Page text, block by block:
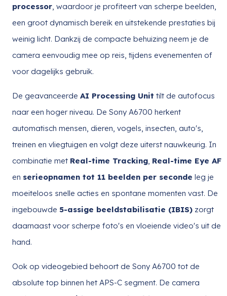
processor, waardoor je profiteert van scherpe beelden,
een groot dynamisch bereik en uitstekende prestaties bij
weinig licht. Dankzij de compacte behuizing neem je de
camera eenvoudig mee op reis, tijdens evenementen of
voor dagelijks gebruik.
De geavanceerde AI Processing Unit tilt de autofocus
naar een hoger niveau. De Sony A6700 herkent
automatisch mensen, dieren, vogels, insecten, auto's,
treinen en vliegtuigen en volgt deze uiterst nauwkeurig. In
combinatie met Real-time Tracking, Real-time Eye AF
en serieopnamen tot 11 beelden per seconde leg je
moeiteloos snelle acties en spontane momenten vast. De
ingebouwde 5-assige beeldstabilisatie (IBIS) zorgt
daarnaast voor scherpe foto's en vloeiende video's uit de
hand.
Ook op videogebied behoort de Sony A6700 tot de
absolute top binnen het APS-C segment. De camera